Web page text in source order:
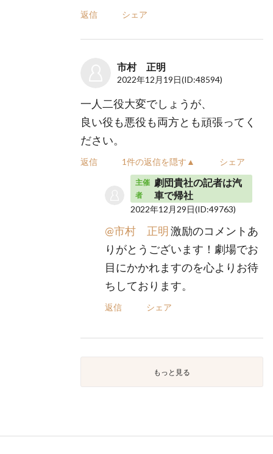
返信 シェア
市村 正明
2022年12月19日(ID:48594)
一人二役大変でしょうが、
良い役も悪役も両方とも頑張ってく
ださい。
返信 1件の返信を隠す▲ シェア
主催
者
劇団貴社の記者は汽
車で帰社
2022年12月29日(ID:49763)
@市村 正明激励のコメントあ
りがとうございます！劇場でお
目にかかれますのを心よりお待
ちしております。
返信 シェア
もっと見る